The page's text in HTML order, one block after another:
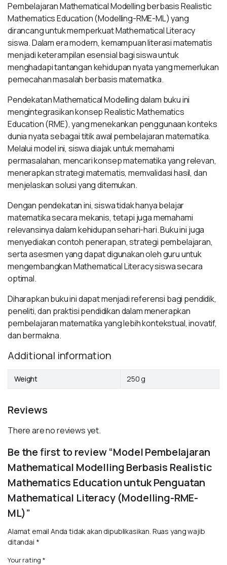
Pembelajaran Mathematical Modelling berbasis Realistic
Mathematics Education (Modelling-RME-ML) yang
dirancang untuk memperkuat Mathematical Literacy
siswa. Dalam era modern, kemampuan literasi matematis
menjadi keterampilan esensial bagi siswa untuk
menghadapi tantangan kehidupan nyata yang memerlukan
pemecahan masalah berbasis matematika.
Pendekatan Mathematical Modelling dalam buku ini
mengintegrasikan konsep Realistic Mathematics
Education (RME), yang menekankan penggunaan konteks
dunia nyata sebagai titik awal pembelajaran matematika.
Melalui model ini, siswa diajak untuk memahami
permasalahan, mencari konsep matematika yang relevan,
menerapkan strategi matematis, memvalidasi hasil, dan
menjelaskan solusi yang ditemukan.
Dengan pendekatan ini, siswa tidak hanya belajar
matematika secara mekanis, tetapi juga memahami
relevansinya dalam kehidupan sehari-hari. Buku ini juga
menyediakan contoh penerapan, strategi pembelajaran,
serta asesmen yang dapat digunakan oleh guru untuk
mengembangkan Mathematical Literacy siswa secara
optimal.
Diharapkan buku ini dapat menjadi referensi bagi pendidik,
peneliti, dan praktisi pendidikan dalam menerapkan
pembelajaran matematika yang lebih kontekstual, inovatif,
dan bermakna.
Additional information
Weight 250 g
Reviews
There are no reviews yet.
Be the first to review “Model Pembelajaran
Mathematical Modelling Berbasis Realistic
Mathematics Education untuk Penguatan
Mathematical Literacy (Modelling-RME-
ML)”
Alamat email Anda tidak akan dipublikasikan. Ruas yang wajib
ditandai *
Your rating*